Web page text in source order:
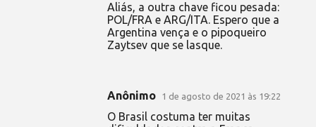
Aliás, a outra chave ficou pesada:
POL/FRA e ARG/ITA. Espero que a
Argentina vença e o pipoqueiro
Zaytsev que se lasque.
Anônimo 1 de agosto de 2021 às 19:22
O Brasil costuma ter muitas